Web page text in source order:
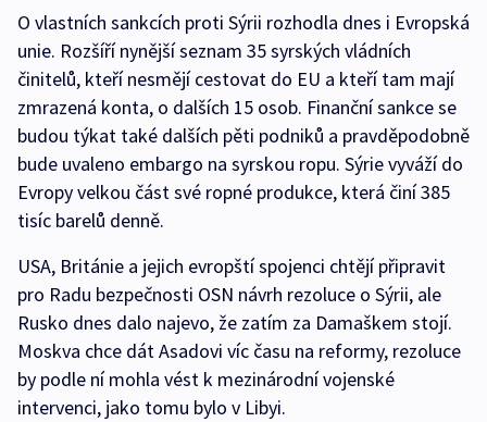
O vlastních sankcích proti Sýrii rozhodla dnes i Evropská
unie. Rozšíří nynější seznam 35 syrských vládních
činitelů, kteří nesmějí cestovat do EU a kteří tam mají
zmrazená konta, o dalších 15 osob. Finanční sankce se
budou týkat také dalších pěti podniků a pravděpodobně
bude uvaleno embargo na syrskou ropu. Sýrie vyváží do
Evropy velkou část své ropné produkce, která činí 385
tisíc barelů denně.
USA, Británie a jejich evropští spojenci chtějí připravit
pro Radu bezpečnosti OSN návrh rezoluce o Sýrii, ale
Rusko dnes dalo najevo, že zatím za Damaškem stojí.
Moskva chce dát Asadovi víc času na reformy, rezoluce
by podle ní mohla vést k mezinárodní vojenské
intervenci, jako tomu bylo v Libyi.